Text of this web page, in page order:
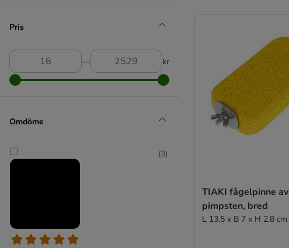
savic
TIAKI
Pris
― kr
Omdöme
(3)
TIAKI fågelpinne av
pimpsten, bred
L 13,5 x B 7 x H 2,8 cm